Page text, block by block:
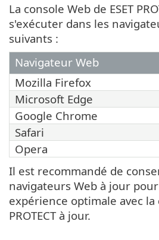
La console Web de ESET
s'exécuter dans les
suivants :
Navigateur Web
Mozilla Firefox
Microsoft Edge
Google Chrome
Safari
Opera
Il est recommandé de
navigateurs Web à jour
expérience optimale avec la
PROTECT à jour.